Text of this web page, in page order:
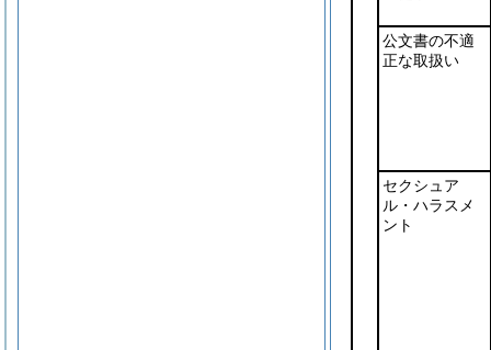
公文書の不適
正な取扱い
セクシュア
ル・ハラスメ
ント